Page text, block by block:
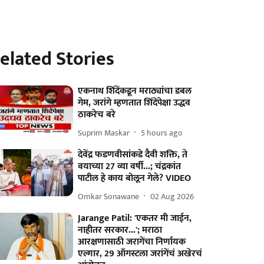
Stories
एकनाथ शिंदेंकडून मराठ्यांचा डबल
गेम, जरांगे म्हणतात शिंदेंपेक्षा उद्धव
ठाकरेच बरे
Suprim Maskar 5 hours ago
देवेंद्र फडणवीसांकडे दैवी शक्ति, ते
वयाच्या 27 व्या वर्षी...; चंद्रकांत
पाटील हे काय बोलून गेले? VIDEO
Omkar Sonawane 02 Aug 2026
Jarange Patil: 'एकतर मी जाईन,
नाहीतर सरकार...'; मराठा
आरक्षणासाठी जरागेंचा निर्णायक
एल्गार, 29 ऑगस्टला जरांगेंचं अखेरचं